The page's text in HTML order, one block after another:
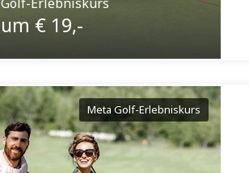
um € 19,-
Meta Golf-Erlebniskurs